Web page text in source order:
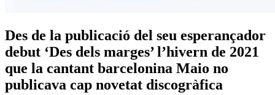
Des de la publicació del seu esperançador
debut ‘Des dels marges’ l’hivern de 2021
que la cantant barcelonina Maio no
publicava cap novetat discogràfica